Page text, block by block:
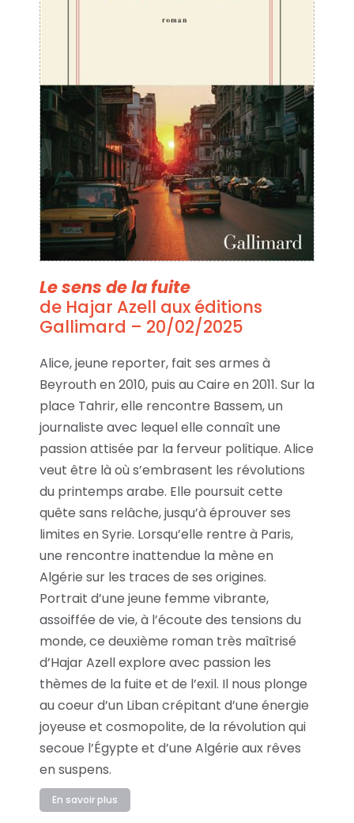
Le sens de la fuite
de Hajar Azell aux éditions
Gallimard – 20/02/2025
Alice, jeune reporter, fait ses armes à
Beyrouth en 2010, puis au Caire en 2011. Sur la
place Tahrir, elle rencontre Bassem, un
journaliste avec lequel elle connaît une
passion attisée par la ferveur politique. Alice
veut être là où s’embrasent les révolutions
du printemps arabe. Elle poursuit cette
quête sans relâche, jusqu’à éprouver ses
limites en Syrie. Lorsqu’elle rentre à Paris,
une rencontre inattendue la mène en
Algérie sur les traces de ses origines.
Portrait d’une jeune femme vibrante,
assoiffée de vie, à l’écoute des tensions du
monde, ce deuxième roman très maîtrisé
d’Hajar Azell explore avec passion les
thèmes de la fuite et de l’exil. Il nous plonge
au coeur d’un Liban crépitant d’une énergie
joyeuse et cosmopolite, de la révolution qui
secoue l’Égypte et d’une Algérie aux rêves
en suspens.
En savoir plus